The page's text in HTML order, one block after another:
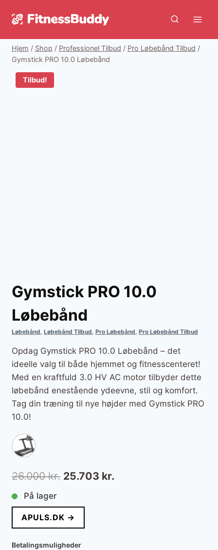
Hjem / Shop / Professionel Tilbud / Pro Løbebånd Tilbud /
Gymstick PRO 10.0 Løbebånd
Tilbud!
Gymstick PRO 10.0
Løbebånd
Løbebånd, Løbebånd Tilbud, Pro Løbebånd, Pro Løbebånd Tilbud
Opdag Gymstick PRO 10.0 Løbebånd – det
ideelle valg til både hjemmet og fitnesscenteret!
Med en kraftfuld 3.0 HV AC motor tilbyder dette
løbebånd enestående ydeevne, stil og komfort.
Tag din træning til nye højder med Gymstick PRO
10.0!
26.000kr. Den
pris
var:
26.000 kr..
25.703 kr.
På lager
APULS.DK →
Betalingsmuligheder